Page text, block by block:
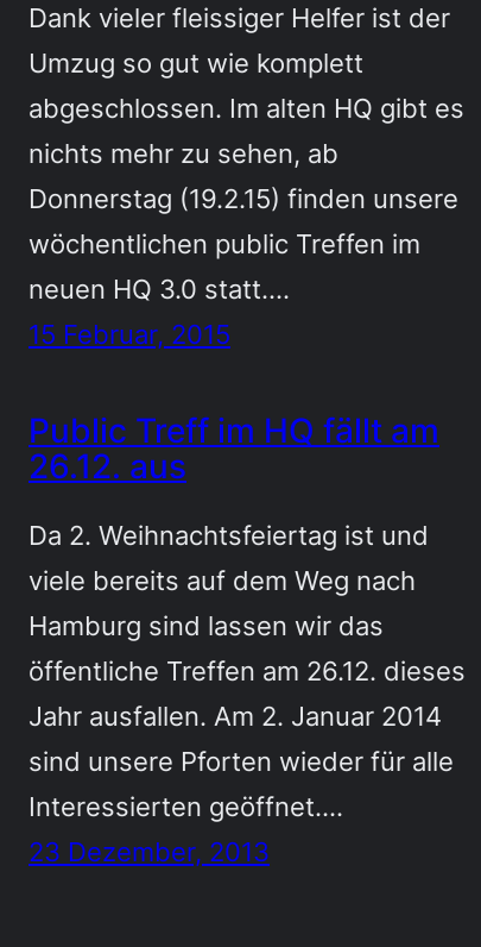
Dank vieler fleissiger Helfer ist der
Umzug so gut wie komplett
abgeschlossen. Im alten HQ gibt es
nichts mehr zu sehen, ab
Donnerstag (19.2.15) finden unsere
wöchentlichen public Treffen im
neuen HQ 3.0 statt.…
15 Februar, 2015
Public Treff im HQ fällt am
26.12. aus
Da 2. Weihnachtsfeiertag ist und
viele bereits auf dem Weg nach
Hamburg sind lassen wir das
öffentliche Treffen am 26.12. dieses
Jahr ausfallen. Am 2. Januar 2014
sind unsere Pforten wieder für alle
Interessierten geöffnet.…
23 Dezember, 2013